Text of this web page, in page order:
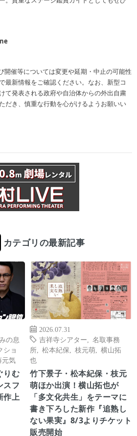
催等については変更や延期・中止の可能性
最新情報をご確認ください。なお、新型コ
て発表される政府や自治体からの外出自粛
だき、慎重な行動を心がけるようお願いい
カテゴリの最新記事
の息
ショ
元気
りむ
スフ
作上
2026.07.31
吉祥寺シアター
名取事務
所
松本紀保 枝元萌
横山拓
也
竹下景子・松本紀保・枝元
萌ほか出演！横山拓也が
「多文化共生」をテーマに
書き下ろした新作『追熟し
ない果実』8/3よりチケット
販売開始